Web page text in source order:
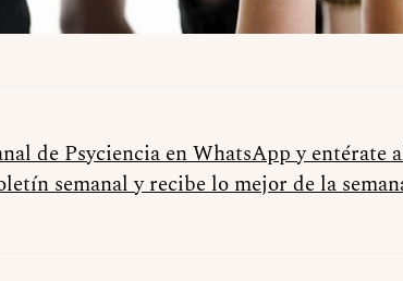
de Psyciencia en WhatsApp y
semanal y recibe lo mejor de la